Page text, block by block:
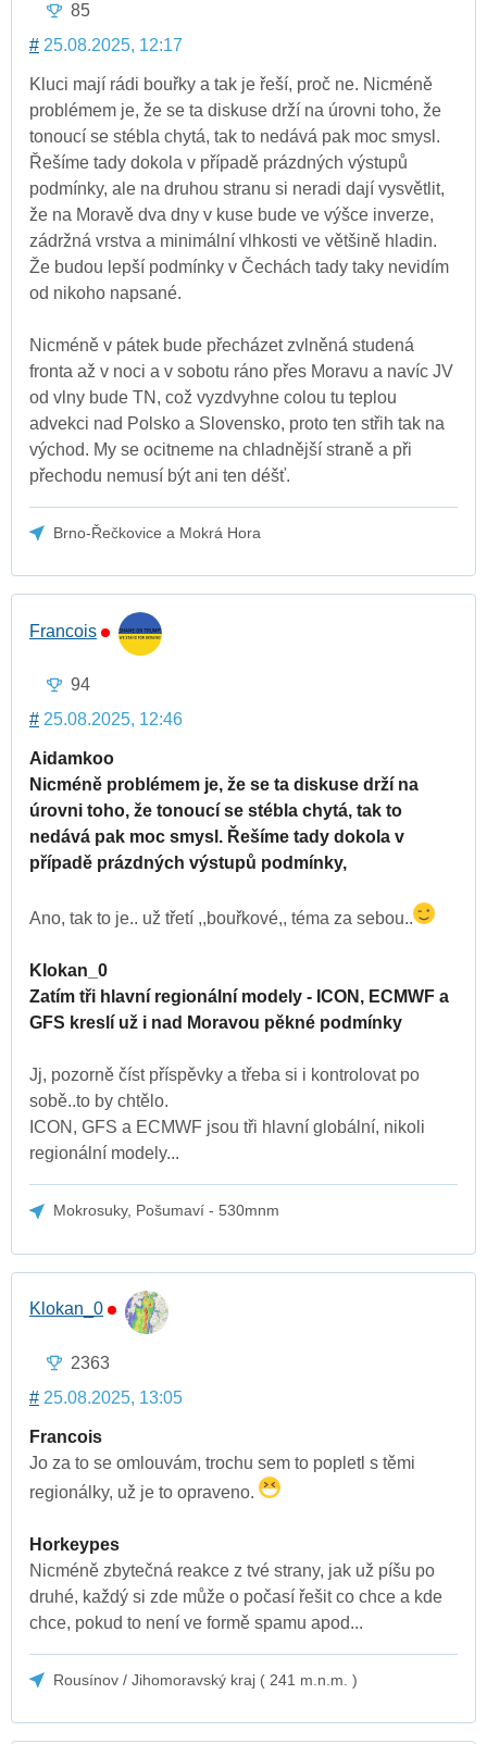
85
# 25.08.2025, 12:17
Kluci mají rádi bouřky a tak je řeší, proč ne. Nicméně
problémem je, že se ta diskuse drží na úrovni toho, že
tonoucí se stébla chytá, tak to nedává pak moc smysl.
Řešíme tady dokola v případě prázdných výstupů
podmínky, ale na druhou stranu si neradi dají vysvětlit,
že na Moravě dva dny v kuse bude ve výšce inverze,
zádržná vrstva a minimální vlhkosti ve většině hladin.
Že budou lepší podmínky v Čechách tady taky nevidím
od nikoho napsané.
Nicméně v pátek bude přecházet zvlněná studená
fronta až v noci a v sobotu ráno přes Moravu a navíc JV
od vlny bude TN, což vyzdvyhne colou tu teplou
advekci nad Polsko a Slovensko, proto ten střih tak na
východ. My se ocitneme na chladnější straně a při
přechodu nemusí být ani ten déšť.
Brno-Řečkovice a Mokrá Hora
Francois
94
# 25.08.2025, 12:46
Aidamkoo
Nicméně problémem je, že se ta diskuse drží na
úrovni toho, že tonoucí se stébla chytá, tak to
nedává pak moc smysl. Řešíme tady dokola v
případě prázdných výstupů podmínky,
Ano, tak to je.. už třetí ,,bouřkové,, téma za sebou..
Klokan_0
Zatím tři hlavní regionální modely - ICON, ECMWF a
GFS kreslí už i nad Moravou pěkné podmínky
Jj, pozorně číst příspěvky a třeba si i kontrolovat po
sobě..to by chtělo.
ICON, GFS a ECMWF jsou tři hlavní globální, nikoli
regionální modely...
Mokrosuky, Pošumaví - 530mnm
Klokan_0
2363
# 25.08.2025, 13:05
Francois
Jo za to se omlouvám, trochu sem to popletl s těmi
regionálky, už je to opraveno.
Horkeypes
Nicméně zbytečná reakce z tvé strany, jak už píšu po
druhé, každý si zde může o počasí řešit co chce a kde
chce, pokud to není ve formě spamu apod...
Rousínov / Jihomoravský kraj ( 241 m.n.m. )